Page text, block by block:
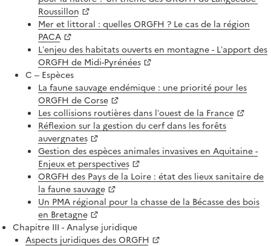
Roussillon
Mer et littoral : quelles ORGFH ? Le cas de la région
PACA
L’enjeu des habitats ouverts en montagne - L’apport des
ORGFH de Midi-Pyrénées
C – Espèces
La faune sauvage endémique : une priorité pour les
ORGFH de Corse
Les collisions routières dans l’ouest de la France
Réflexion sur la gestion du cerf dans les forêts
auvergnates
Gestion des espèces animales invasives en Aquitaine -
Enjeux et perspectives
ORGFH des Pays de la Loire : état des lieux sanitaire de
la faune sauvage
Un PMA régional pour la chasse de la Bécasse des bois
en Bretagne
Chapitre III - Analyse juridique
Aspects juridiques des ORGFH